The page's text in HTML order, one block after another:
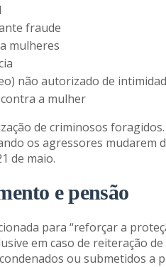
fraude
mulheres
não autorizado de
a mulher
de criminosos
os agressores mudarem
de maio.
e pensão
para “reforçar a
em caso de reiteração
ou submetidos a